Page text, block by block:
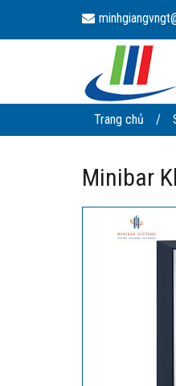
Trang chủ /
Minibar